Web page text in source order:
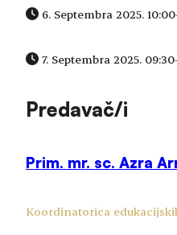
6. Septembra 2025. 10:00
7. Septembra 2025. 09:30
Predavač/i
Prim. mr. sc. Azra
Koordinatorica